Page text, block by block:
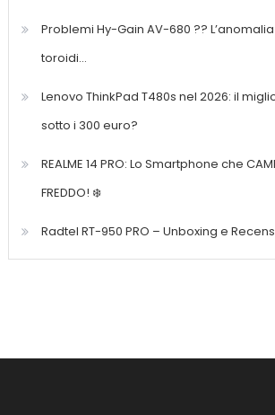
Problemi Hy-Gain AV-680 ??
toroidi…
Lenovo ThinkPad T480s nel 2026: il
sotto i 300 euro?
REALME 14 PRO: Lo Smartphone che
FREDDO! ❄️
Radtel RT-950 PRO – Unboxing e